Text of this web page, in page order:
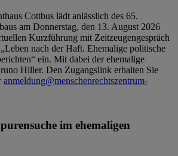
Cottbus lädt anlässlich des 65.
am Donnerstag, den 13. August 2026
Kurzführung mit Zeitzeugengespräch
nach der Haft. Ehemalige politische
ein. Mit dabei der ehemalige
Hiller. Den Zugangslink erhalten Sie
anmeldung@menschenrechtszentrum-
im ehemaligen